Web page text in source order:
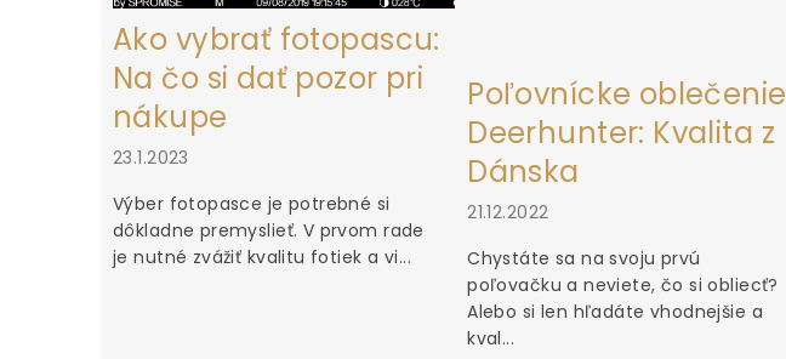
Ako vybrať fotopascu:
Na čo si dať pozor pri
nákupe
23.1.2023
Výber fotopasce je potrebné si
dôkladne premyslieť. V prvom rade
je nutné zvážiť kvalitu fotiek a vi...
Poľovnícke oblečenie
Deerhunter: Kvalita z
Dánska
21.12.2022
Chystáte sa na svoju prvú
poľovačku a neviete, čo si obliecť?
Alebo si len hľadáte vhodnejšie a
kval...